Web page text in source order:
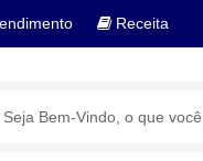
Receita